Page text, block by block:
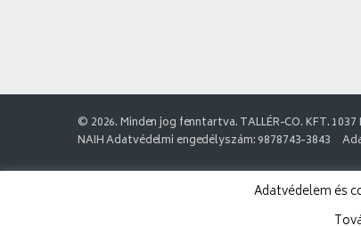
© 2026. Minden jog fenntartva. TALLÉR-CO. KFT.
NAIH Adatvédelmi engedélyszám: 9878743-3843
Adatvédelem és